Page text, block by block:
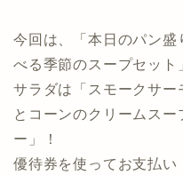
今回は、「本日のパン盛
べる季節のスープセット
サラダは「スモークサ
とコーンのクリームス
ー」！
優待券を使ってお支払い